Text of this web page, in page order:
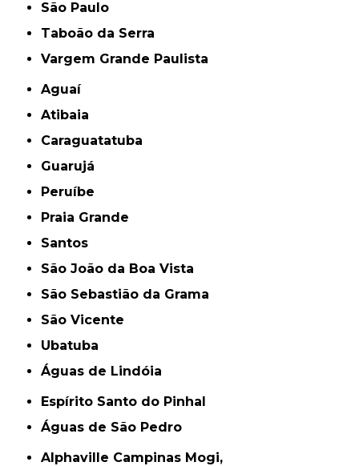
São Paulo
Taboão da Serra
Vargem Grande Paulista
Aguaí
Atibaia
Caraguatatuba
Guarujá
Peruíbe
Praia Grande
Santos
São João da Boa Vista
São Sebastião da Grama
São Vicente
Ubatuba
Águas de Lindóia
Espírito Santo do Pinhal
Águas de São Pedro
Alphaville Campinas Mogi,